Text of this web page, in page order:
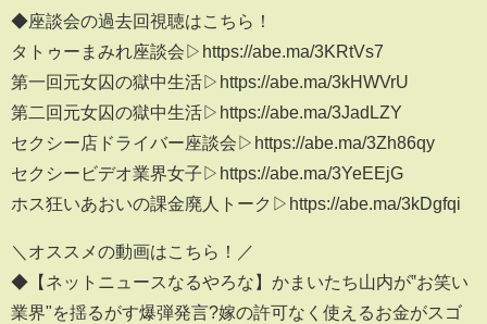
◆座談会の過去回視聴はこちら！
タトゥーまみれ座談会▷https://abe.ma/3KRtVs7
第一回元女囚の獄中生活▷https://abe.ma/3kHWVrU
第二回元女囚の獄中生活▷https://abe.ma/3JadLZY
セクシー店ドライバー座談会▷https://abe.ma/3Zh86qy
セクシービデオ業界女子▷https://abe.ma/3YeEEjG
ホス狂いあおいの課金廃人トーク▷https://abe.ma/3kDgfqi
＼オススメの動画はこちら！／
◆【ネットニュースなるやろな】かまいたち山内が‟お笑い
業界"を揺るがす爆弾発言?嫁の許可なく使えるお金がスゴ